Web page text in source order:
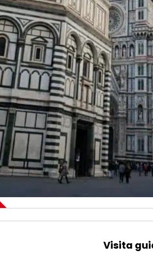
Visita